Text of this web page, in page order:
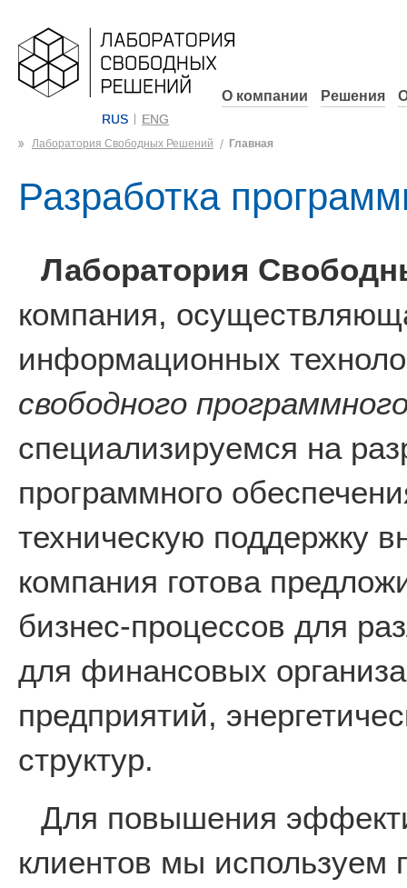
RUS ENG
О компании Решения
Лаборатория Свободных Решений Главная
Разработка
Лаборатория
компания,
информационных
свободного
специализируемся на
программного
техническую поддержку
компания готова
бизнес-процессов для
для финансовых
предприятий,
структур.
Для повышения
клиентов мы используем